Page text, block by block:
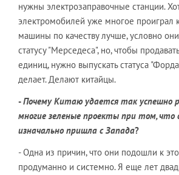
нужны электрозаправочные станции.
электромобилей уже многое проиграл
машины по качеству лучше, условно
статусу "Мерседеса", но, чтобы
единиц, нужно выпускать статуса
делает. Делают китайцы.
-Почему Китаю удается так успешно
многие зеленые проекты при том, что
изначально пришла с Запада?
- Одна из причин, что они подошли к
продуманно и системно. Я еще лет